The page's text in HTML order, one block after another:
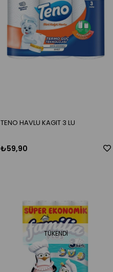
TENO HAVLU KAGIT 3 LU
₺59,90
TÜKENDI